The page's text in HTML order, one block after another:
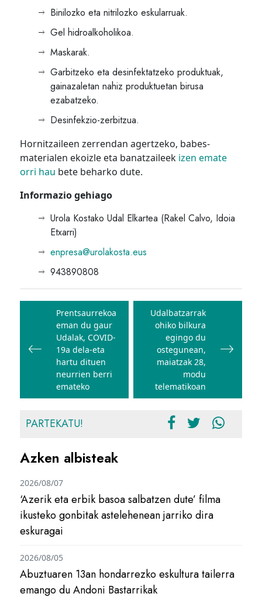
Binilozko eta nitrilozko eskularruak.
Gel hidroalkoholikoa.
Maskarak.
Garbitzeko eta desinfektatzeko produktuak,
gainazaletan nahiz produktuetan birusa
ezabatzeko.
Desinfekzio-zerbitzua.
Hornitzaileen zerrendan agertzeko, babes-
materialen ekoizle eta banatzaileek izen emate
orri hau bete beharko dute.
Informazio gehiago
Urola Kostako Udal Elkartea (Rakel Calvo, Idoia
Etxarri)
enpresa@urolakosta.eus
943890808
Bidalketetan
zehar
nabigatu
Prentsaurrekoa
eman du gaur
Udalak, COVID-
19a dela-eta
hartu dituen
neurrien berri
emateko
Udalbatzarrak
ohiko bilkura
egingo du
ostegunean,
maiatzak 28,
modu
telematikoan
PARTEKATU!
Azken albisteak
‘Azerik eta erbik basoa salbatzen dute’ filma
ikusteko gonbitak astelehenean jarriko dira
eskuragai
2026/08/07
Abuztuaren 13an hondarrezko eskultura tailerra
emango du Andoni Bastarrikak
2026/08/05